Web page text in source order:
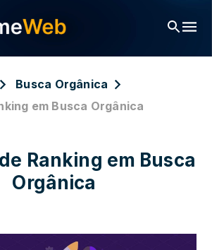
Busca Orgânica
em Busca Orgânica
Ranking em Busca
Orgânica